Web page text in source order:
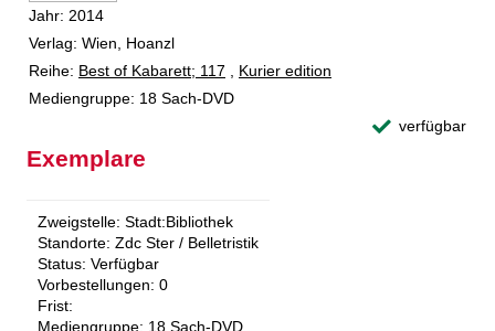
Jahr: 2014
Verlag: Wien, Hoanzl
Reihe: Best of Kabarett; 117
Kurier edition
Mediengruppe: 18 Sach-DVD
verfügbar
Exemplare
Zweigstelle: Stadt:Bibliothek
Standorte: Zdc Ster / Belletristik
Status: Verfügbar
Vorbestellungen: 0
Frist:
Mediengruppe: 18 Sach-DVD